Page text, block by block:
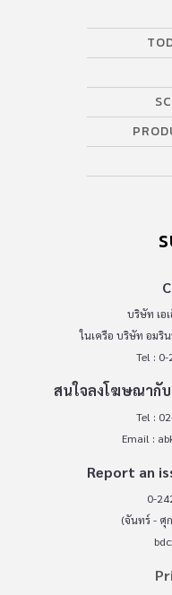
บริษัท เอ
ในเครือ บริษัท อมริ
Tel :
สนใจลงโฆษณากับ
Tel :
Email :
Report an
0-
(จันทร์ - ศุ